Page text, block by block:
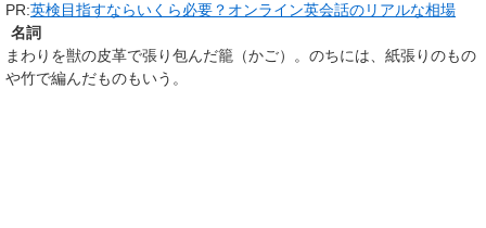
PR:英検目指すならいくら必要？オンライン英会話のリアルな相場
名詞
まわりを獣の皮革で張り包んだ籠（かご）。のちには、紙張りのもの
や竹で編んだものもいう。